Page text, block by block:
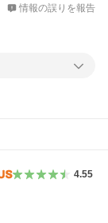
情報の誤りを報告
4.55